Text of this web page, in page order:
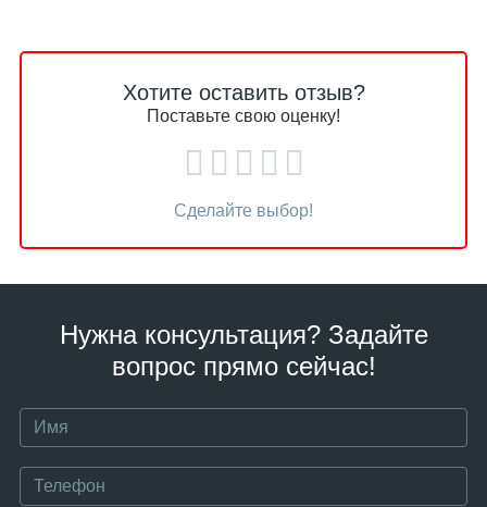
Хотите оставить отзыв?
Поставьте свою оценку!
Сделайте выбор!
Нужна консультация? Задайте
вопрос прямо сейчас!